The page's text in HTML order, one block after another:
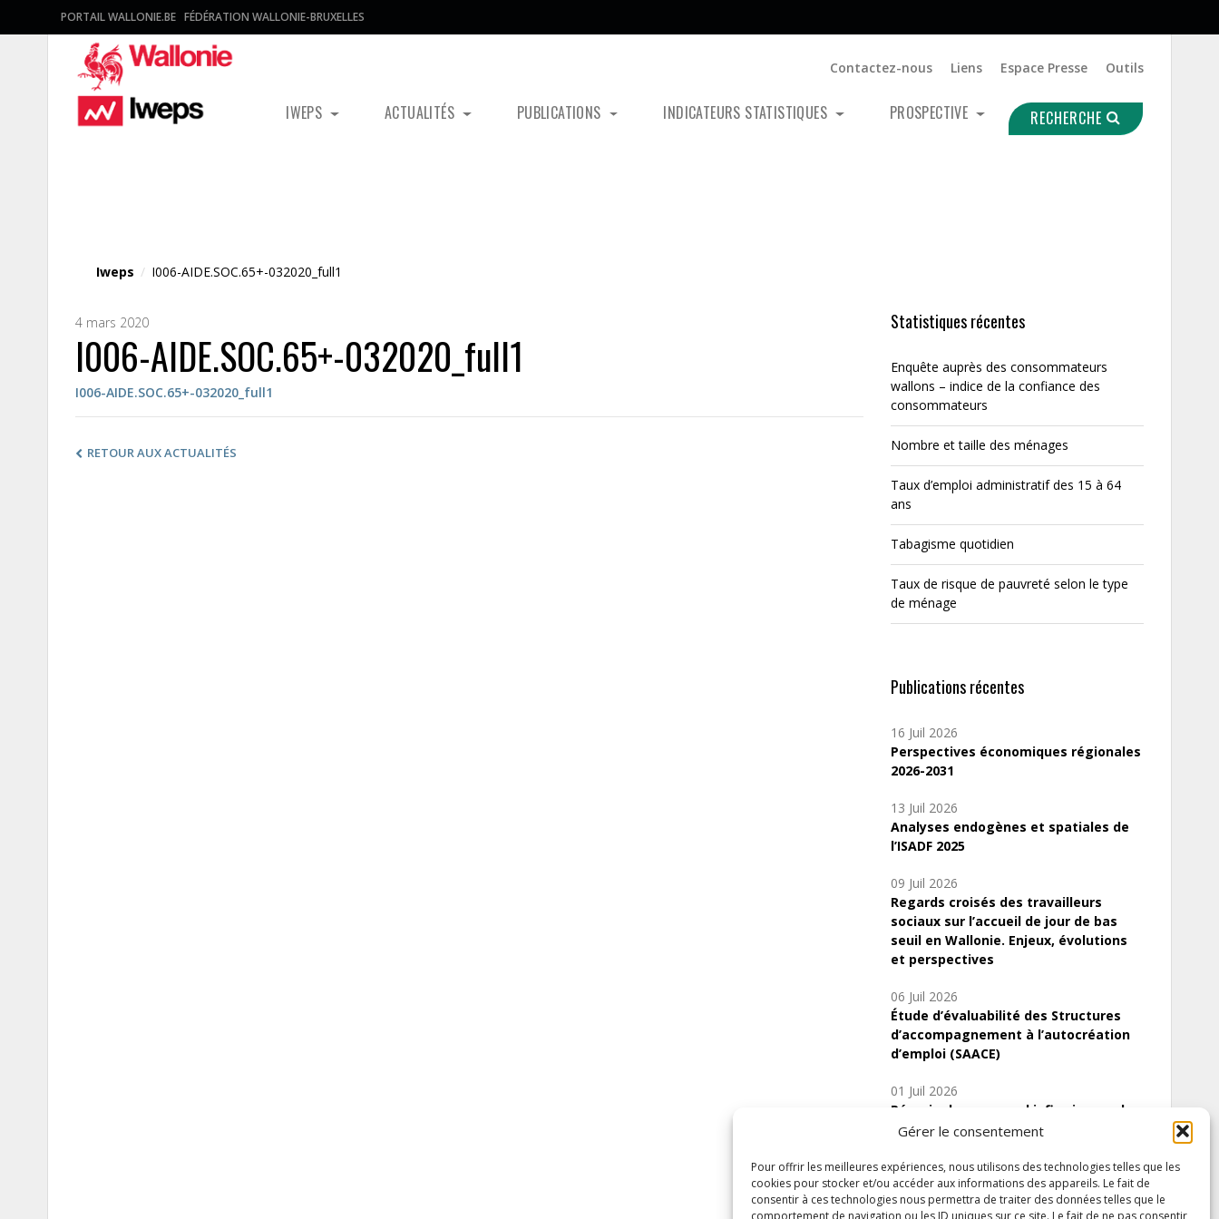
Gérer le consentement
Pour offrir les meilleures expériences, nous utilisons des technologies telles que les
cookies pour stocker et/ou accéder aux informations des appareils. Le fait de
consentir à ces technologies nous permettra de traiter des données telles que le
comportement de navigation ou les ID uniques sur ce site. Le fait de ne pas consentir
PORTAIL WALLONIE.BE FÉDÉRATION WALLONIE-BRUXELLES
Contactez-nous Liens Espace Presse Outils
IWEPS ACTUALITÉS PUBLICATIONS INDICATEURS STATISTIQUES PROSPECTIVE RECHERCHE
Iweps / I006-AIDE.SOC.65+-032020_full1
4 mars 2020
I006-AIDE.SOC.65+-032020_full1
I006-AIDE.SOC.65+-032020_full1
RETOUR AUX ACTUALITÉS
Statistiques récentes
Enquête auprès des consommateurs
wallons – indice de la confiance des
consommateurs
Nombre et taille des ménages
Taux d’emploi administratif des 15 à 64
ans
Tabagisme quotidien
Taux de risque de pauvreté selon le type
de ménage
Publications récentes
16 Juil 2026
Perspectives économiques régionales
2026-2031
13 Juil 2026
Analyses endogènes et spatiales de
l’ISADF 2025
09 Juil 2026
Regards croisés des travailleurs
sociaux sur l’accueil de jour de bas
seuil en Wallonie. Enjeux, évolutions
et perspectives
06 Juil 2026
Étude d’évaluabilité des Structures
d’accompagnement à l’autocréation
d’emploi (SAACE)
01 Juil 2026
Pénurie du personnel infirmier :quels
indicateurs d’offre de soins pour